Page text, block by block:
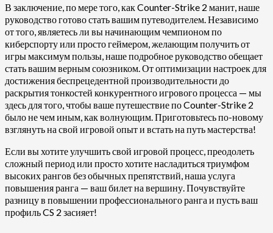
В заключение, по мере того, как Counter-Strike 2 манит, наше
руководство готово стать вашим путеводителем. Независимо
от того, являетесь ли вы начинающим чемпионом по
киберспорту или просто геймером, желающим получить от
игры максимум пользы, наше подробное руководство обещает
стать вашим верным союзником. От оптимизации настроек для
достижения беспрецедентной производительности до
раскрытия тонкостей конкурентного игрового процесса — мы
здесь для того, чтобы ваше путешествие по Counter-Strike 2
было не чем иным, как волнующим. Приготовьтесь по-новому
взглянуть на свой игровой опыт и встать на путь мастерства!
Если вы хотите улучшить свой игровой процесс, преодолеть
сложный период или просто хотите насладиться триумфом
высоких рангов без обычных препятствий, наша услуга
повышения ранга — ваш билет на вершину. Почувствуйте
разницу в повышении профессионального ранга и пусть ваш
профиль CS 2 засияет!